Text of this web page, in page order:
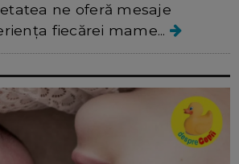
ne oferă mesaje
fiecărei mame...